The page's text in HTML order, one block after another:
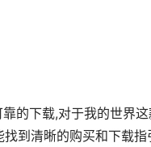
的下载,对于我的世界
到清晰的购买和下载